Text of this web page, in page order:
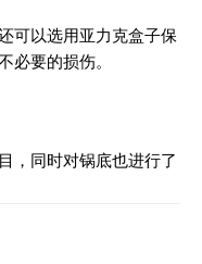
以选用亚力克盒子保
必要的损伤。
，同时对锅底也进行了